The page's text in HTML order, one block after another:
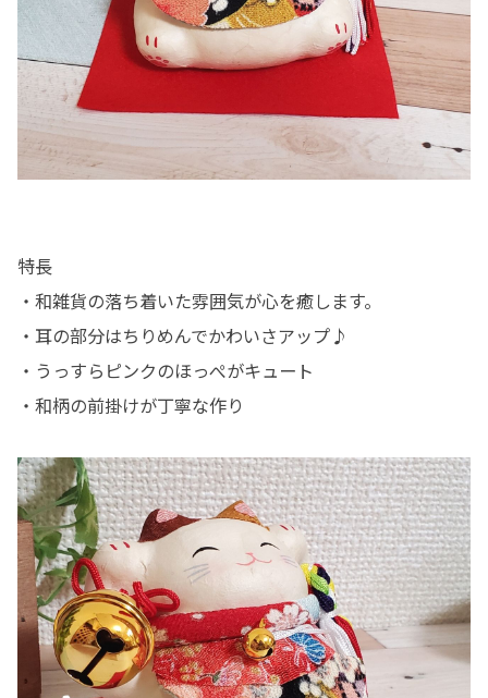
特長
・和雑貨の落ち着いた雰囲気が心を癒します。
・耳の部分はちりめんでかわいさアップ♪
・うっすらピンクのほっぺがキュート
・和柄の前掛けが丁寧な作り